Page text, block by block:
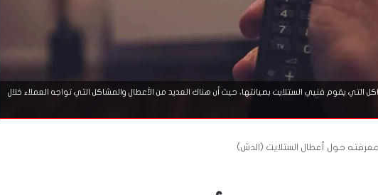
التي يقوم فنيي الستلايت بصيانتها، حيث أن هناك العديد من الأعطال والمشاكل التي تواجه العملاء خلال
حول أعطال الستلايت (الدش)